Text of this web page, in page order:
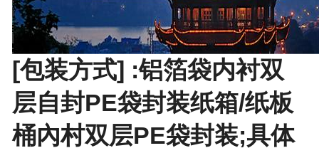
[包装方式] :铝箔袋内衬双
层自封PE袋封装纸箱/纸板
桶內村双层PE袋封装;具体